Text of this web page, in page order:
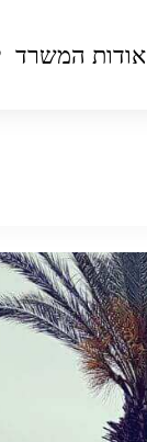
אודות המשרד